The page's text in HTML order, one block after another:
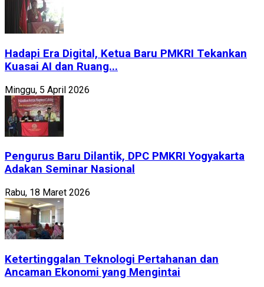
Hadapi Era Digital, Ketua Baru PMKRI Tekankan
Kuasai AI dan Ruang...
Minggu, 5 April 2026
Pengurus Baru Dilantik, DPC PMKRI Yogyakarta
Adakan Seminar Nasional
Rabu, 18 Maret 2026
Ketertinggalan Teknologi Pertahanan dan
Ancaman Ekonomi yang Mengintai